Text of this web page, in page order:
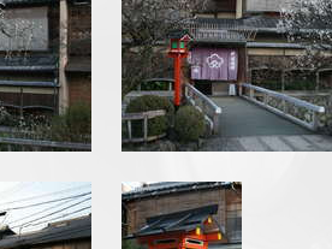
img_6569.jpg